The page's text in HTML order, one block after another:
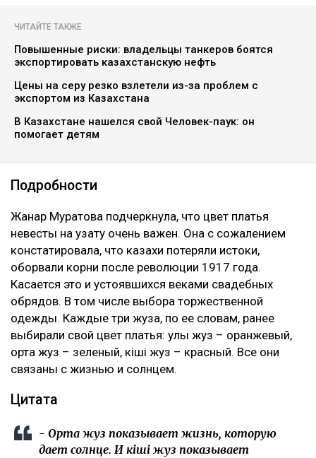
ЧИТАЙТЕ ТАКЖЕ
Повышенные риски: владельцы танкеров боятся
экспортировать казахстанскую нефть
Цены на серу резко взлетели из-за проблем с
экспортом из Казахстана
В Казахстане нашелся свой Человек-паук: он
помогает детям
Подробности
Жанар Муратова подчеркнула, что цвет платья
невесты на узату очень важен. Она с сожалением
констатировала, что казахи потеряли истоки,
оборвали корни после революции 1917 года.
Касается это и устоявшихся веками свадебных
обрядов. В том числе выбора торжественной
одежды. Каждые три жуза, по ее словам, ранее
выбирали свой цвет платья: улы жуз – оранжевый,
орта жуз – зеленый, кiшi жуз – красный. Все они
связаны с жизнью и солнцем.
Цитата
- Орта жуз показывает жизнь, которую
дает солнце. И кiшi жуз показывает